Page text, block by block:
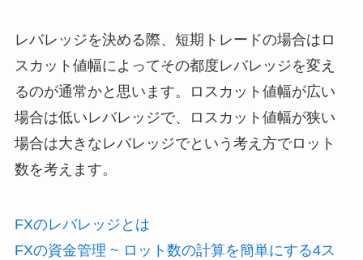
レバレッジを決める際、短期トレードの場合はロ
スカット値幅によってその都度レバレッジを変え
るのが通常かと思います。ロスカット値幅が広い
場合は低いレバレッジで、ロスカット値幅が狭い
場合は大きなレバレッジでという考え方でロット
数を考えます。
FXのレバレッジとは
FXの資金管理 ~ ロット数の計算を簡単にする4ス